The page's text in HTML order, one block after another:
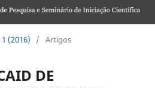
(2016) / Artigos
DE